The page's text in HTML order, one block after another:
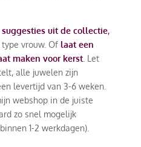
suggesties uit de collectie,
vrouw. Of laat een
maken voor kerst. Let
alle juwelen zijn
levertijd van 3-6 weken.
webshop in de juiste
zo snel mogelijk
1-2 werkdagen).